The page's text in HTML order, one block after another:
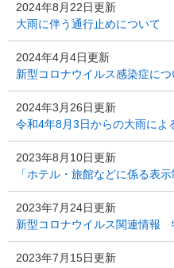
2024年8月22日更新
大雨に伴う通行止めについて
2024年4月4日更新
新型コロナウイルス感染症につ
2024年3月26日更新
令和4年8月3日からの大雨によ
2023年8月10日更新
「ホテル・旅館などに係る表示
2023年7月24日更新
新型コロナウイルス関連情報
2023年7月15日更新